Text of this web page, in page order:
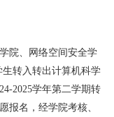
院、网络空间安全学
转入转出计算机科学
2025学年第二学期转
报名，经学院考核、